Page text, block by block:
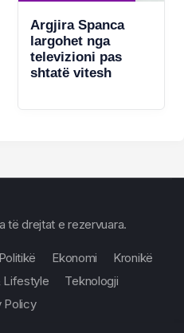
Argjira Spanca
largohet nga
televizioni pas
shtatë vitesh
të drejtat e rezervuara.
Politikë Ekonomi
Kronikë
Lifestyle
Teknologji
Policy